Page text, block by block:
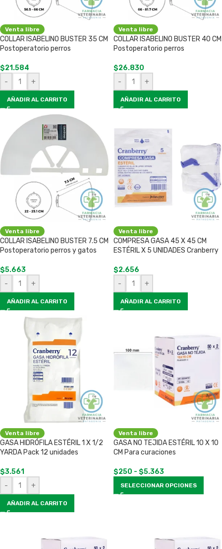
Venta libre
COLLAR ISABELINO BUSTER 35 CM
Postoperatorio perros
$21.584
-
+
AÑADIR AL CARRITO
Venta libre
COLLAR ISABELINO BUSTER 40 CM
Postoperatorio perros
$26.830
-
+
AÑADIR AL CARRITO
Venta libre
COLLAR ISABELINO BUSTER 7.5 CM
Postoperatorio perros y gatos
$5.663
-
+
AÑADIR AL CARRITO
Venta libre
COMPRESA GASA 45 X 45 CM
ESTÉRIL X 5 UNIDADES Cranberry
$2.656
-
+
AÑADIR AL CARRITO
Venta libre
GASA HIDRÓFILA ESTÉRIL 1 X 1/2
YARDA Pack 12 unidades
$3.561
-
+
AÑADIR AL CARRITO
Venta libre
GASA NO TEJIDA ESTÉRIL 10 X 10
CM Para curaciones
$250 - $5.363
SELECCIONAR OPCIONES